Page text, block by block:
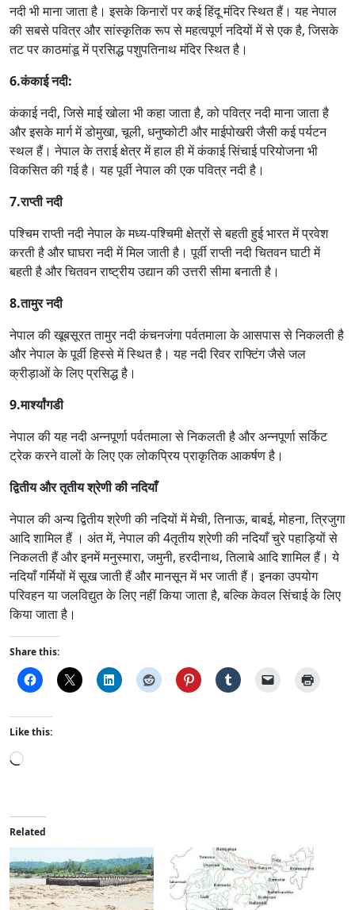
नदी भी माना जाता है। इसके किनारों पर कई हिंदू मंदिर स्थित हैं। यह नेपाल
की सबसे पवित्र और सांस्कृतिक रूप से महत्वपूर्ण नदियों में से एक है, जिसके
तट पर काठमांडू में प्रसिद्ध पशुपतिनाथ मंदिर स्थित है।
6.कंकाई नदी:
कंकाई नदी, जिसे माई खोला भी कहा जाता है, को पवित्र नदी माना जाता है
और इसके मार्ग में डोमुखा, चूली, धनुष्कोटी और माईपोखरी जैसी कई पर्यटन
स्थल हैं। नेपाल के तराई क्षेत्र में हाल ही में कंकाई सिंचाई परियोजना भी
विकसित की गई है। यह पूर्वी नेपाल की एक पवित्र नदी है।
7.राप्ती नदी
पश्चिम राप्ती नदी नेपाल के मध्य-पश्चिमी क्षेत्रों से बहती हुई भारत में प्रवेश
करती है और घाघरा नदी में मिल जाती है। पूर्वी राप्ती नदी चितवन घाटी में
बहती है और चितवन राष्ट्रीय उद्यान की उत्तरी सीमा बनाती है।
8.तामुर नदी
नेपाल की खूबसूरत तामुर नदी कंचनजंगा पर्वतमाला के आसपास से निकलती है
और नेपाल के पूर्वी हिस्से में स्थित है। यह नदी रिवर राफ्टिंग जैसे जल
क्रीड़ाओं के लिए प्रसिद्ध है।
9.मार्श्यांगडी
नेपाल की यह नदी अन्नपूर्णा पर्वतमाला से निकलती है और अन्नपूर्णा सर्किट
ट्रेक करने वालों के लिए एक लोकप्रिय प्राकृतिक आकर्षण है।
द्वितीय और तृतीय श्रेणी की नदियाँ
नेपाल की अन्य द्वितीय श्रेणी की नदियों में मेची, तिनाऊ, बाबई, मोहना, त्रिजुगा
आदि शामिल हैं । अंत में, नेपाल की 4तृतीय श्रेणी की नदियाँ चुरे पहाड़ियों से
निकलती हैं और इनमें मनुस्मारा, जमुनी, हरदीनाथ, तिलाबे आदि शामिल हैं। ये
नदियाँ गर्मियों में सूख जाती हैं और मानसून में भर जाती हैं। इनका उपयोग
परिवहन या जलविद्युत के लिए नहीं किया जाता है, बल्कि केवल सिंचाई के लिए
किया जाता है।
Share this:
Like this:
L
d
i
n
g
…
Related